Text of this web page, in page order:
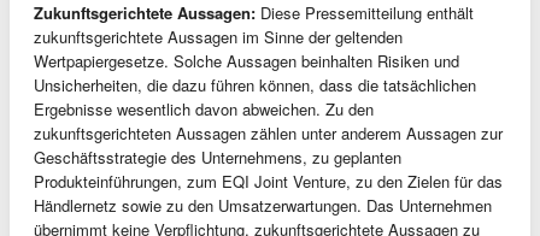
Zukunftsgerichtete Aussagen: Diese Pressemitteilung enthält
zukunftsgerichtete Aussagen im Sinne der geltenden
Wertpapiergesetze. Solche Aussagen beinhalten Risiken und
Unsicherheiten, die dazu führen können, dass die tatsächlichen
Ergebnisse wesentlich davon abweichen. Zu den
zukunftsgerichteten Aussagen zählen unter anderem Aussagen zur
Geschäftsstrategie des Unternehmens, zu geplanten
Produkteinführungen, zum EQI Joint Venture, zu den Zielen für das
Händlernetz sowie zu den Umsatzerwartungen. Das Unternehmen
übernimmt keine Verpflichtung, zukunftsgerichtete Aussagen zu